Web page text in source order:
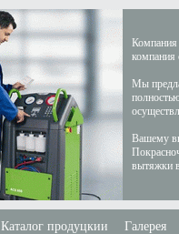
Компания
компания
Мы
Вашему
вытяжки
Каталог продуцкии Галерея